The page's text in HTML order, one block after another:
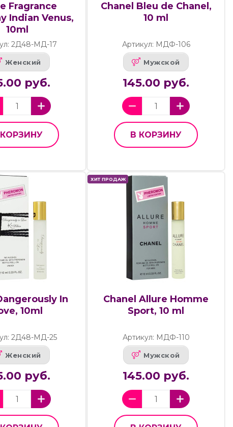
Fragrance
Indian Venus,
10ml
2Д48-МД-17
Женский
руб.
КОРЗИНУ
Chanel Bleu de Chanel,
10 ml
Артикул: МДФ-106
Мужской
145.00 руб.
В КОРЗИНУ
In
10ml
2Д48-МД-25
Женский
руб.
ХИТ ПРОДАЖ
Chanel Allure Homme
Sport, 10 ml
Артикул: МДФ-110
Мужской
145.00 руб.